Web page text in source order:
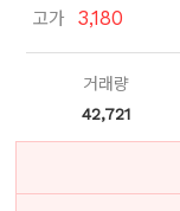
고가 3,180
거래량
42,721